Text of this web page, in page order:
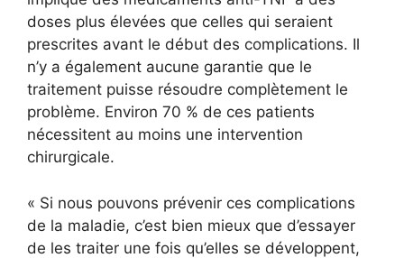
doses plus élevées que celles qui seraient
prescrites avant le début des complications. Il
n’y a également aucune garantie que le
traitement puisse résoudre complètement le
problème. Environ 70 % de ces patients
nécessitent au moins une intervention
chirurgicale.
« Si nous pouvons prévenir ces complications
de la maladie, c’est bien mieux que d’essayer
de les traiter une fois qu’elles se développent,